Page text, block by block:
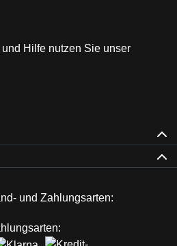
Hilfe nutzen Sie unser
– öffnet in neuem Tab (externer
und Zahlungsarten: